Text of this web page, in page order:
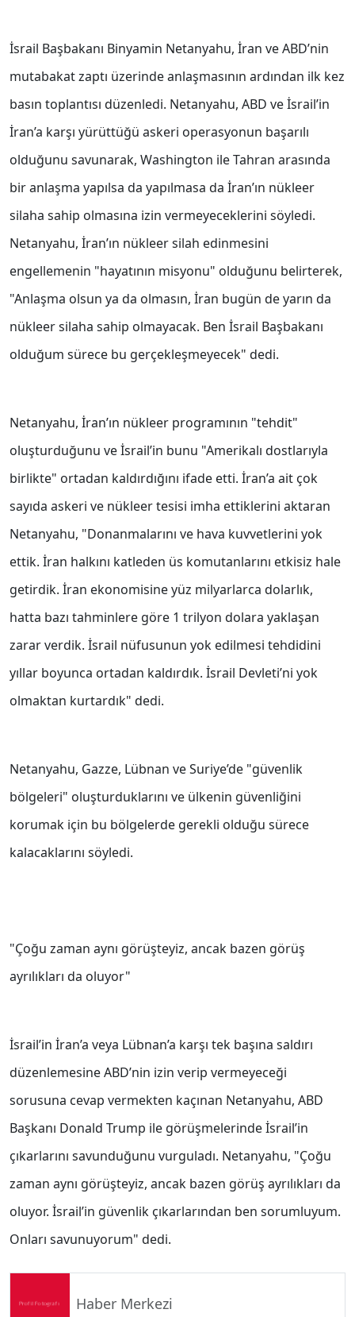
İsrail Başbakanı Binyamin Netanyahu, İran ve ABD’nin
mutabakat zaptı üzerinde anlaşmasının ardından ilk kez
basın toplantısı düzenledi. Netanyahu, ABD ve İsrail’in
İran’a karşı yürüttüğü askeri operasyonun başarılı
olduğunu savunarak, Washington ile Tahran arasında
bir anlaşma yapılsa da yapılmasa da İran’ın nükleer
silaha sahip olmasına izin vermeyeceklerini söyledi.
Netanyahu, İran’ın nükleer silah edinmesini
engellemenin "hayatının misyonu" olduğunu belirterek,
"Anlaşma olsun ya da olmasın, İran bugün de yarın da
nükleer silaha sahip olmayacak. Ben İsrail Başbakanı
olduğum sürece bu gerçekleşmeyecek" dedi.
Netanyahu, İran’ın nükleer programının "tehdit"
oluşturduğunu ve İsrail’in bunu "Amerikalı dostlarıyla
birlikte" ortadan kaldırdığını ifade etti. İran’a ait çok
sayıda askeri ve nükleer tesisi imha ettiklerini aktaran
Netanyahu, "Donanmalarını ve hava kuvvetlerini yok
ettik. İran halkını katleden üs komutanlarını etkisiz hale
getirdik. İran ekonomisine yüz milyarlarca dolarlık,
hatta bazı tahminlere göre 1 trilyon dolara yaklaşan
zarar verdik. İsrail nüfusunun yok edilmesi tehdidini
yıllar boyunca ortadan kaldırdık. İsrail Devleti’ni yok
olmaktan kurtardık" dedi.
Netanyahu, Gazze, Lübnan ve Suriye’de "güvenlik
bölgeleri" oluşturduklarını ve ülkenin güvenliğini
korumak için bu bölgelerde gerekli olduğu sürece
kalacaklarını söyledi.
"Çoğu zaman aynı görüşteyiz, ancak bazen görüş
ayrılıkları da oluyor"
İsrail’in İran’a veya Lübnan’a karşı tek başına saldırı
düzenlemesine ABD’nin izin verip vermeyeceği
sorusuna cevap vermekten kaçınan Netanyahu, ABD
Başkanı Donald Trump ile görüşmelerinde İsrail’in
çıkarlarını savunduğunu vurguladı. Netanyahu, "Çoğu
zaman aynı görüşteyiz, ancak bazen görüş ayrılıkları da
oluyor. İsrail’in güvenlik çıkarlarından ben sorumluyum.
Onları savunuyorum" dedi.
Haber Merkezi